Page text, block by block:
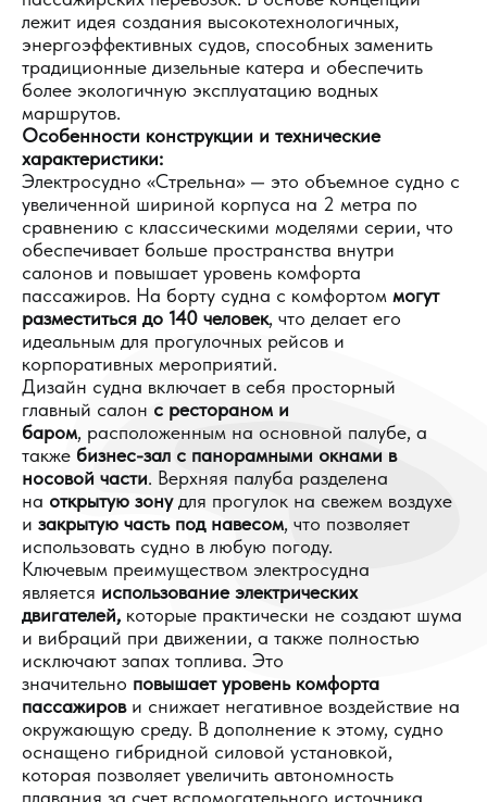
лежит идея создания высокотехнологичных,
энергоэффективных судов, способных заменить
традиционные дизельные катера и обеспечить
более экологичную эксплуатацию водных
маршрутов.
Особенности конструкции и технические
характеристики:
Электросудно «Стрельна» — это объемное судно с
увеличенной шириной корпуса на 2 метра по
сравнению с классическими моделями серии, что
обеспечивает больше пространства внутри
салонов и повышает уровень комфорта
пассажиров. На борту судна с комфортом могут
разместиться до 140 человек, что делает его
идеальным для прогулочных рейсов и
корпоративных мероприятий.
Дизайн судна включает в себя просторный
главный салон с рестораном и
баром, расположенным на основной палубе, а
также бизнес-зал с панорамными окнами в
носовой части. Верхняя палуба разделена
на открытую зонудля прогулок на свежем воздухе
и закрытую часть под навесом, что позволяет
использовать судно в любую погоду.
Ключевым преимуществом электросудна
является использование электрических
двигателей, которые практически не создают шума
и вибраций при движении, а также полностью
исключают запах топлива. Это
значительно повышает уровень комфорта
пассажирови снижает негативное воздействие на
окружающую среду. В дополнение к этому, судно
оснащено гибридной силовой установкой,
которая позволяет увеличить автономность
плавания за счет вспомогательного источника